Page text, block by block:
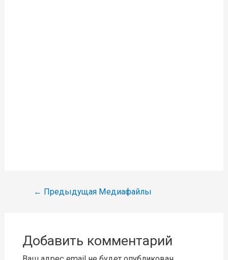
Навигация
← Предыдущая Медиафайлы
Добавить комментарий